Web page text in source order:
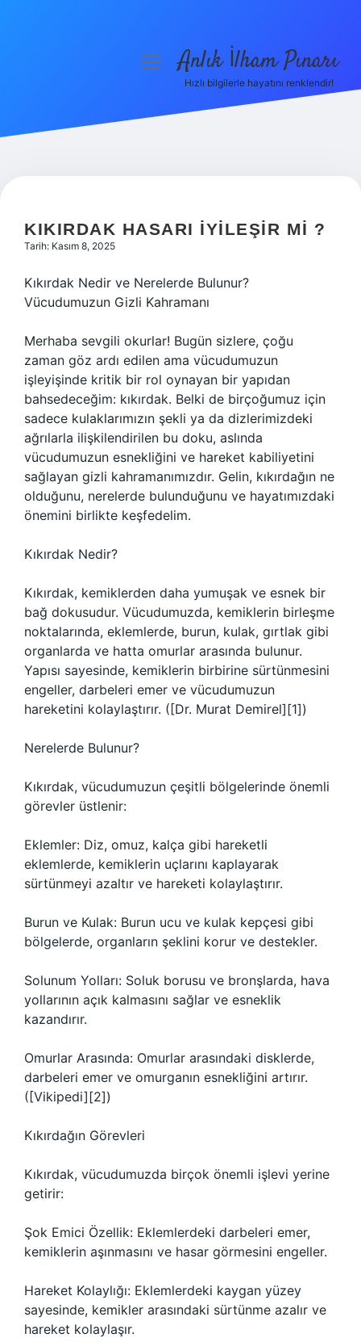
Hakkımızda
menüyüAnlık İlham Pınarı
Hızlı bilgilerle hayatını renklendir!
KIKIRDAK HASARI IYILEŞIR MI ?
Tarih: Kasım 8, 2025
Kıkırdak Nedir ve Nerelerde Bulunur?
Vücudumuzun Gizli Kahramanı
Merhaba sevgili okurlar! Bugün sizlere, çoğu
zaman göz ardı edilen ama vücudumuzun
işleyişinde kritik bir rol oynayan bir yapıdan
bahsedeceğim: kıkırdak. Belki de birçoğumuz için
sadece kulaklarımızın şekli ya da dizlerimizdeki
ağrılarla ilişkilendirilen bu doku, aslında
vücudumuzun esnekliğini ve hareket kabiliyetini
sağlayan gizli kahramanımızdır. Gelin, kıkırdağın ne
olduğunu, nerelerde bulunduğunu ve hayatımızdaki
önemini birlikte keşfedelim.
Kıkırdak Nedir?
Kıkırdak, kemiklerden daha yumuşak ve esnek bir
bağ dokusudur. Vücudumuzda, kemiklerin birleşme
noktalarında, eklemlerde, burun, kulak, gırtlak gibi
organlarda ve hatta omurlar arasında bulunur.
Yapısı sayesinde, kemiklerin birbirine sürtünmesini
engeller, darbeleri emer ve vücudumuzun
hareketini kolaylaştırır. ([Dr. Murat Demirel][1])
Nerelerde Bulunur?
Kıkırdak, vücudumuzun çeşitli bölgelerinde önemli
görevler üstlenir:
Eklemler: Diz, omuz, kalça gibi hareketli
eklemlerde, kemiklerin uçlarını kaplayarak
sürtünmeyi azaltır ve hareketi kolaylaştırır.
Burun ve Kulak: Burun ucu ve kulak kepçesi gibi
bölgelerde, organların şeklini korur ve destekler.
Solunum Yolları: Soluk borusu ve bronşlarda, hava
yollarının açık kalmasını sağlar ve esneklik
kazandırır.
Omurlar Arasında: Omurlar arasındaki disklerde,
darbeleri emer ve omurganın esnekliğini artırır.
([Vikipedi][2])
Kıkırdağın Görevleri
Kıkırdak, vücudumuzda birçok önemli işlevi yerine
getirir:
Şok Emici Özellik: Eklemlerdeki darbeleri emer,
kemiklerin aşınmasını ve hasar görmesini engeller.
Hareket Kolaylığı: Eklemlerdeki kaygan yüzey
sayesinde, kemikler arasındaki sürtünme azalır ve
hareket kolaylaşır.